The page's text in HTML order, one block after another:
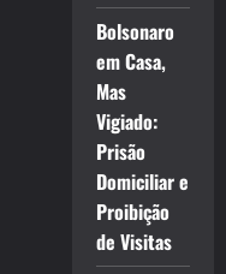
Bolsonaro
em Casa,
Mas
Vigiado:
Prisão
Domiciliar e
Proibição
de Visitas